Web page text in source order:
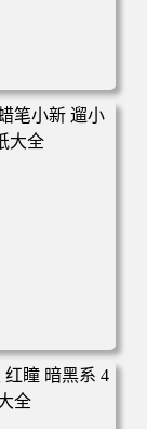
桌面 高清壁
遛小白 麦田